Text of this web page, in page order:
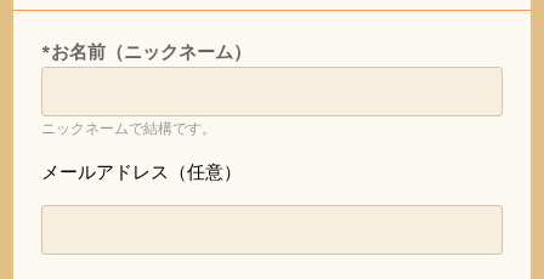
*お名前（ニックネーム）
ニックネームで結構です。
メールアドレス（任意）